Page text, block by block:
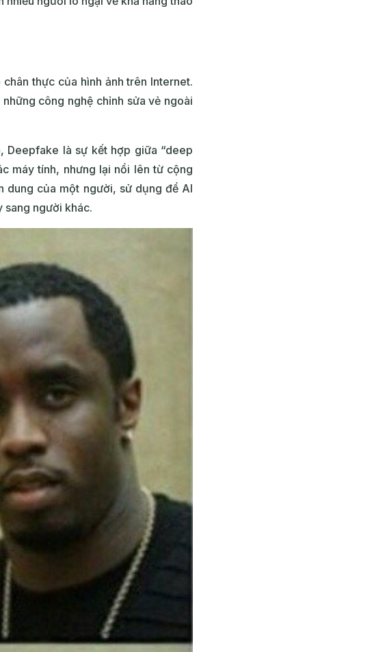
thực của hình ảnh trên Internet.
công nghệ chỉnh sửa vẻ ngoài
Deepfake là sự kết hợp giữa “deep
máy tính, nhưng lại nổi lên từ cộng
dung của một người, sử dụng để AI
sang người khác.